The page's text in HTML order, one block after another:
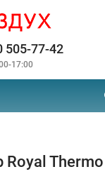
505-77-42
17:00
Thermo